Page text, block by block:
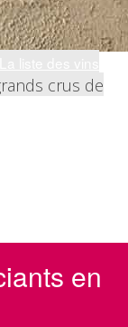
crus de
en